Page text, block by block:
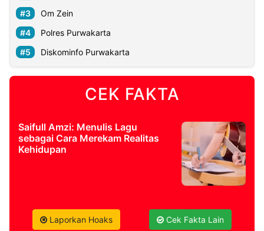
Om Zein
Polres Purwakarta
Diskominfo Purwakarta
CEK FAKTA
Saifull Amzi: Menulis Lagu
sebagai Cara Merekam Realitas
Kehidupan
Laporkan Hoaks Cek Fakta Lain